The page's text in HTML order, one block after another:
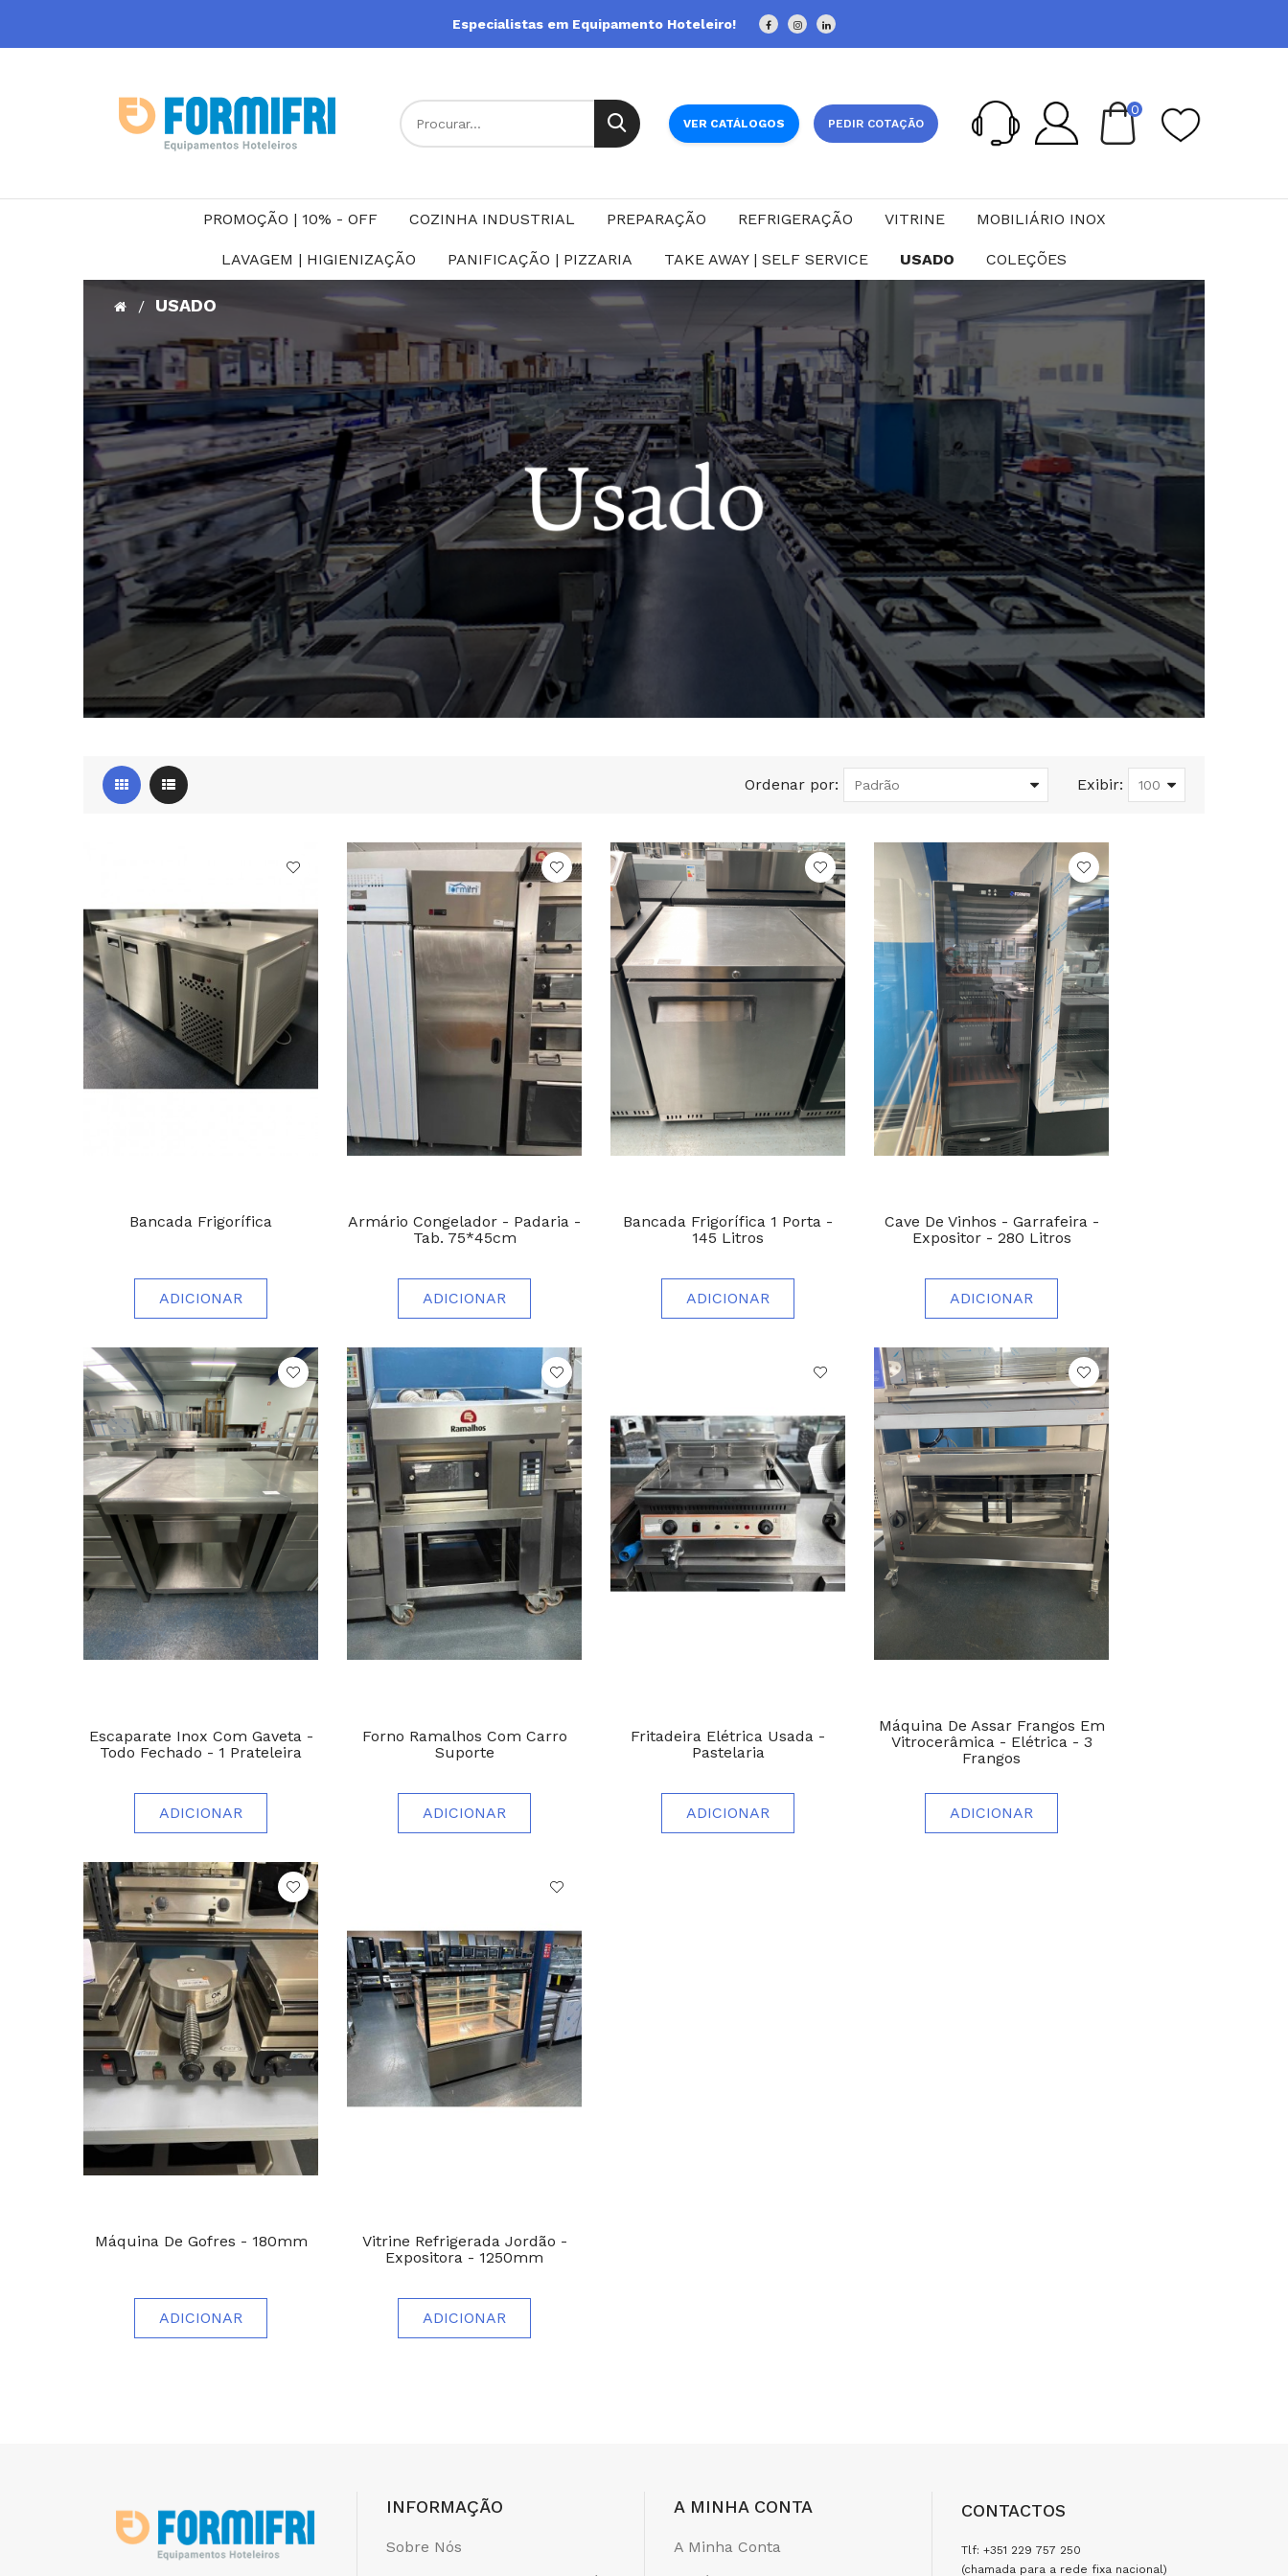
Especialistas em Equipamento Hoteleiro!
VER CATÁLOGOS PEDIR COTAÇÃO
0
PROMOÇÃO | 10% - OFF COZINHA INDUSTRIAL PREPARAÇÃO REFRIGERAÇÃO VITRINE MOBILIÁRIO INOX
LAVAGEM | HIGIENIZAÇÃO PANIFICAÇÃO | PIZZARIA TAKE AWAY | SELF SERVICE USADO COLEÇÕES
USADO
Ordenar por: Exibir:
Bancada Frigorífica
ADICIONAR
Armário Congelador - Padaria -
Tab. 75*45cm
ADICIONAR
Bancada Frigorífica 1 Porta -
145 Litros
ADICIONAR
Cave De Vinhos - Garrafeira -
Expositor - 280 Litros
ADICIONAR
Escaparate Inox Com Gaveta -
Todo Fechado - 1 Prateleira
ADICIONAR
Forno Ramalhos Com Carro
Suporte
ADICIONAR
Fritadeira Elétrica Usada -
Pastelaria
ADICIONAR
Máquina De Assar Frangos Em
Vitrocerâmica - Elétrica - 3
Frangos
ADICIONAR
Máquina De Gofres - 180mm
ADICIONAR
Vitrine Refrigerada Jordão -
Expositora - 1250mm
ADICIONAR
INFORMAÇÃO
Sobre Nós
A MINHA CONTA
A Minha Conta
CONTACTOS
Tlf: +351 229 757 250
(chamada para a rede fixa nacional)